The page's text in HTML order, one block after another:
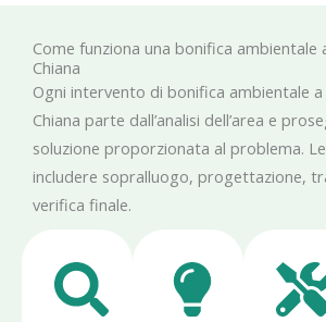
Come funziona una bonifica ambientale
Chiana
Ogni intervento di bonifica ambientale a
Chiana parte dall’analisi dell’area e
soluzione proporzionata al problema.
includere sopralluogo, progettazione,
verifica finale.